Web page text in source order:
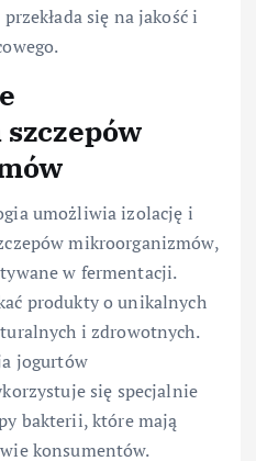
się na jakość i
umożliwia izolację i
mikroorganizmów,
w fermentacji.
produkty o unikalnych
i zdrowotnych.
jogurtów
się specjalnie
bakterii, które mają
konsumentów.